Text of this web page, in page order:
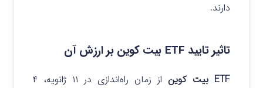
دارند.
تاثیر تایید ETF بیت کوین بر ارزش آن
ETF بیت کوین
از زمان راه‌اندازی در ۱۱ ژانویه، ۴